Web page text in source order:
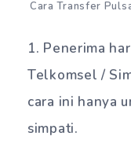
Cara Transfer
Penerima
Telkomsel /
cara ini hanya
simpati.